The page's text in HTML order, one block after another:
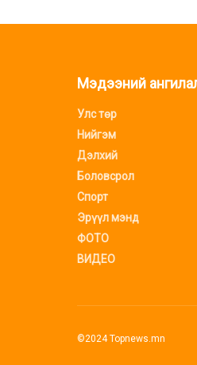
Мэдээний
Улс төр
Нийгэм
Дэлхий
Боловсрол
Спорт
Эрүүл мэнд
ФОТО
ВИДЕО
©2024 Topnews.mn